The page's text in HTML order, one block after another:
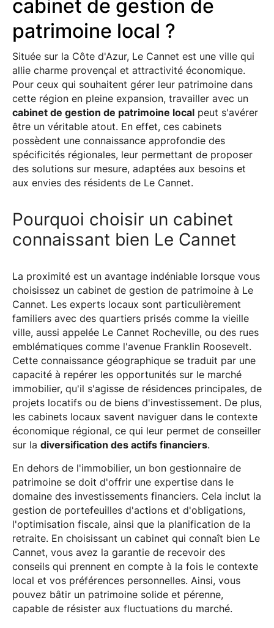
cabinet de gestion de
patrimoine local ?
Située sur la Côte d'Azur, Le Cannet est une ville qui
allie charme provençal et attractivité économique.
Pour ceux qui souhaitent gérer leur patrimoine dans
cette région en pleine expansion, travailler avec un
cabinet de gestion de patrimoine localpeut s'avérer
être un véritable atout. En effet, ces cabinets
possèdent une connaissance approfondie des
spécificités régionales, leur permettant de proposer
des solutions sur mesure, adaptées aux besoins et
aux envies des résidents de Le Cannet.
Pourquoi choisir un cabinet
connaissant bien Le Cannet
La proximité est un avantage indéniable lorsque vous
choisissez un cabinet de gestion de patrimoine à Le
Cannet. Les experts locaux sont particulièrement
familiers avec des quartiers prisés comme la vieille
ville, aussi appelée Le Cannet Rocheville, ou des rues
emblématiques comme l'avenue Franklin Roosevelt.
Cette connaissance géographique se traduit par une
capacité à repérer les opportunités sur le marché
immobilier, qu'il s'agisse de résidences principales, de
projets locatifs ou de biens d'investissement. De plus,
les cabinets locaux savent naviguer dans le contexte
économique régional, ce qui leur permet de conseiller
sur la diversification des actifs financiers.
En dehors de l'immobilier, un bon gestionnaire de
patrimoine se doit d'offrir une expertise dans le
domaine des investissements financiers. Cela inclut la
gestion de portefeuilles d'actions et d'obligations,
l'optimisation fiscale, ainsi que la planification de la
retraite. En choisissant un cabinet qui connaît bien Le
Cannet, vous avez la garantie de recevoir des
conseils qui prennent en compte à la fois le contexte
local et vos préférences personnelles. Ainsi, vous
pouvez bâtir un patrimoine solide et pérenne,
capable de résister aux fluctuations du marché.